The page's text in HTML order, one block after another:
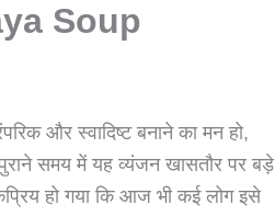
Soup
और स्वादिष्ट बनाने का मन हो,
समय में यह व्यंजन खासतौर पर बड़े
हो गया कि आज भी कई लोग इसे